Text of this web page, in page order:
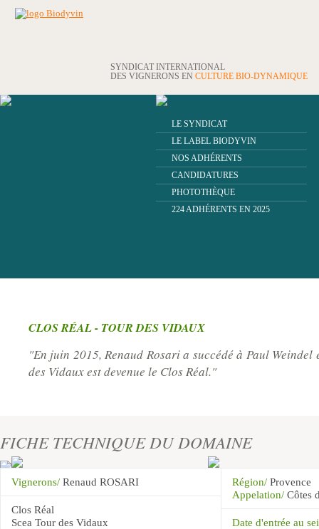
SYNDICAT INTERNATIONAL
DES VIGNERONS EN CULTURE BIO-DYNAMIQUE
LE SYNDICAT
LE LABEL BIODYVIN
NOS ADHÉRENTS
CANDIDATURES
PHOTOTHÈQUE
224 ADHÉRENTS EN 2025
CLOS RÉAL - TOUR DES VIDAUX
"En juin 2015, Renaud Rosari a succédé à Paul
des Vidaux est devenue le Clos Réal."
FICHE TECHNIQUE DU DOMAINE
Vignerons/ Renaud ROSARI
Clos Réal
Scea Tour des Vidaux
Région/ Provence
Appelation/ Côtes
Date d'entrée au